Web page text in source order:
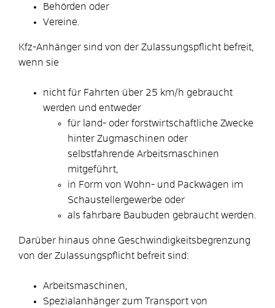
Behörden oder
Vereine.
Kfz-Anhänger sind von der Zulassungspflicht befreit,
wenn sie
nicht für Fahrten über 25 km/h gebraucht
werden und entweder
für land- oder forstwirtschaftliche Zwecke
hinter Zugmaschinen oder
selbstfahrende Arbeitsmaschinen
mitgeführt,
in Form von Wohn- und Packwägen im
Schaustellergewerbe oder
als fahrbare Baubuden gebraucht werden.
Darüber hinaus ohne Geschwindigkeitsbegrenzung
von der Zulassungspflicht befreit sind:
Arbeitsmaschinen,
Spezialanhänger zum Transport von